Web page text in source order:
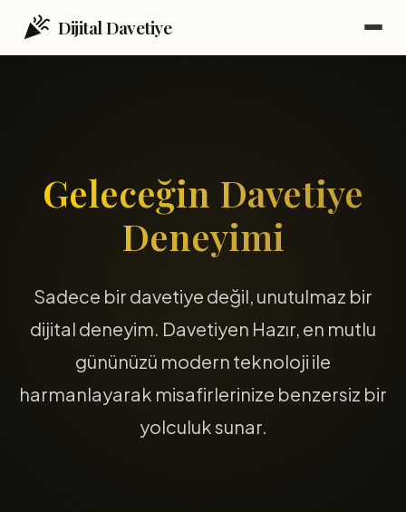
celebration Dijital Davetiye
Geleceğin Davetiye
Deneyimi
Sadece bir davetiye değil, unutulmaz bir
dijital deneyim. Davetiyen Hazır, en mutlu
gününüzü modern teknoloji ile
harmanlayarak misafirlerinize benzersiz bir
yolculuk sunar.